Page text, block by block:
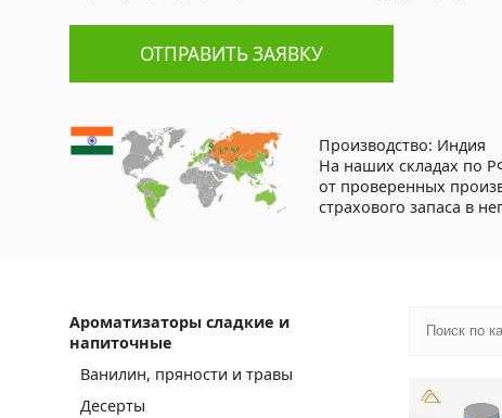
ОТПРАВИТЬ ЗАЯВКУ
Производство: Индия
На наших складах по
от проверенных
страхового запаса в
Ароматизаторы сладкие и
напиточные
Ванилин, пряности и травы
Десерты